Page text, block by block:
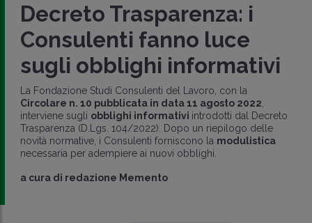
Decreto Trasparenza: i
Consulenti fanno luce
sugli obblighi informativi
La Fondazione Studi Consulenti del Lavoro, con la
Circolare n. 10 pubblicata in data 11 agosto 2022
interviene sugli obblighi informativi introdotti dal Decreto
Trasparenza (D.Lgs. 104/2022). Dopo un riepilogo delle
novità normative, i Consulenti forniscono la modulistica
necessaria per adempiere ai nuovi obblighi.
a cura di redazione Memento